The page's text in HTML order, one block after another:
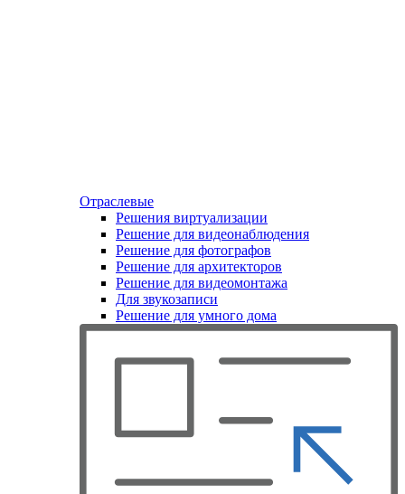
Отраслевые
Решения виртуализации
Решение для видеонаблюдения
Решение для фотографов
Решение для архитекторов
Решение для видеомонтажа
Для звукозаписи
Решение для умного дома